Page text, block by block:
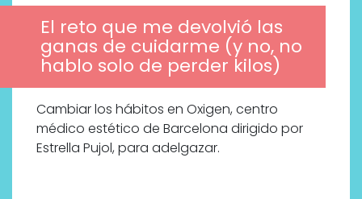
El reto que me devolvió las
ganas de cuidarme (y no, no
hablo solo de perder kilos)
Cambiar los hábitos en Oxigen, centro
médico estético de Barcelona dirigido por
Estrella Pujol, para adelgazar.